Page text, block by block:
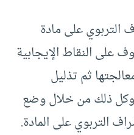
التربوي على مادة
على النقاط الإيجابية
ثم تذليل
وكل ذلك من خلال وضع
التربوي على المادة.